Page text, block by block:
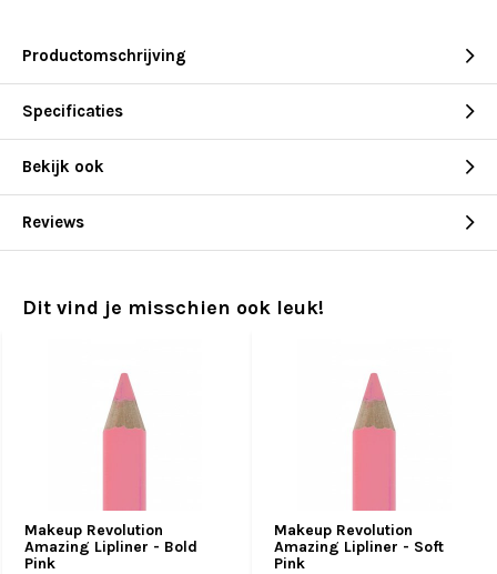
Productomschrijving
Specificaties
Bekijk ook
Reviews
Dit vind je misschien ook leuk!
Makeup Revolution
Amazing Lipliner - Bold
Pink
Makeup Revolution
Amazing Lipliner - Soft
Pink